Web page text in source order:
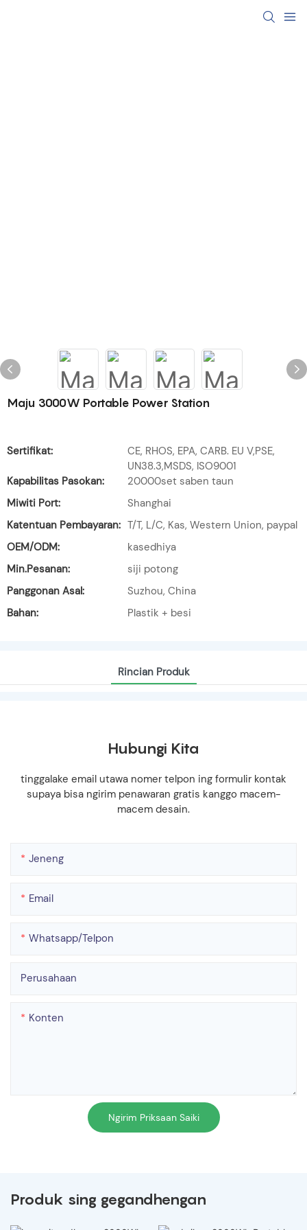
Maju 3000W Portable Power Station
Sertifikat:
CE, RHOS, EPA, CARB. EU V,PSE,
UN38.3,MSDS, ISO9001
Kapabilitas Pasokan:
20000set saben taun
Miwiti Port:
Shanghai
Katentuan Pembayaran: T/T, L/C, Kas, Western Union, paypal
OEM/ODM:
kasedhiya
Min.Pesanan:
siji potong
Panggonan Asal:
Suzhou, China
Bahan:
Plastik + besi
Rincian Produk
Hubungi Kita
tinggalake email utawa nomer telpon ing formulir kontak
supaya bisa ngirim penawaran gratis kanggo macem-
macem desain.
Jeneng
Email
Whatsapp/telpon
Perusahaan
Konten
Ngirim Priksaan Saiki
Produk sing gegandhengan